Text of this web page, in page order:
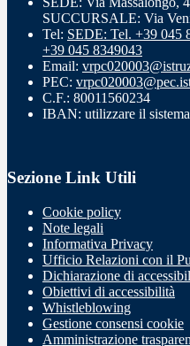
SUCCURSALE: Via
Tel: SEDE: Tel. +39 045
+39 045 8349043
Email:
PEC:
C.F.: 80011560234
IBAN: utilizzare il
Sezione Link Utili
Cookie policy
Note legali
Informativa Privacy
Ufficio Relazioni con il
Dichiarazione di
Obiettivi di accessibilità
Whistleblowing
Gestione consensi cookie
Amministrazione